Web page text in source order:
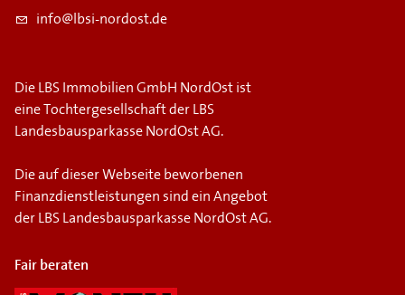
info@lbsi-nordost.de
Die LBS Immobilien GmbH NordOst ist
eine Tochtergesellschaft der LBS
Landesbausparkasse NordOst AG.
Die auf dieser Webseite beworbenen
Finanzdienstleistungen sind ein Angebot
der LBS Landesbausparkasse NordOst AG.
Fair beraten